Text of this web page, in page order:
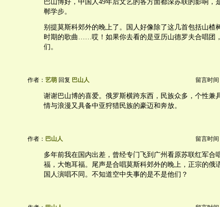
巴山博好，中国人49年后文艺的各方面都深苏联的影响，
郸学步。
别提莫斯科郊外的晚上了。国人好像除了这几首包括山楂
时期的歌曲……哎！如果你去看的是亚历山德罗夫合唱团
们。
作者： 艺萌 回复 巴山人 留言时间
谢谢巴山博的喜爱。俄罗斯横跨东西，民族众多，个性兼
情与浪漫又具备中亚狩猎民族的豪迈和奔放。
作者： 巴山人 留言时间
多年前我在国内出差，曾经专门飞到广州看原苏联红军合
福，大饱耳福。尾声是合唱莫斯科郊外的晚上，正宗的俄
国人演唱不同。不知道空中失事的是不是他们？